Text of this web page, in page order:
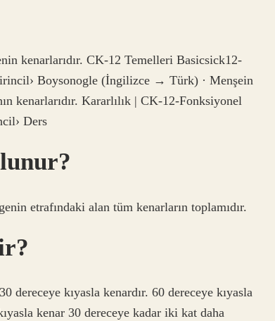
kenarlarıdır. CK-12 Temelleri Basicsick12-
Boysonogle (İngilizce → Türk) · Menşein
kenarlarıdır. Kararlılık | CK-12-Fonksiyonel
Ders
etrafındaki alan tüm kenarların toplamıdır.
dereceye kıyasla kenardır. 60 dereceye kıyasla
kenar 30 dereceye kadar iki kat daha